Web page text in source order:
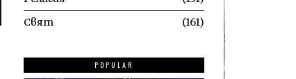
Свят
161
POPULAR